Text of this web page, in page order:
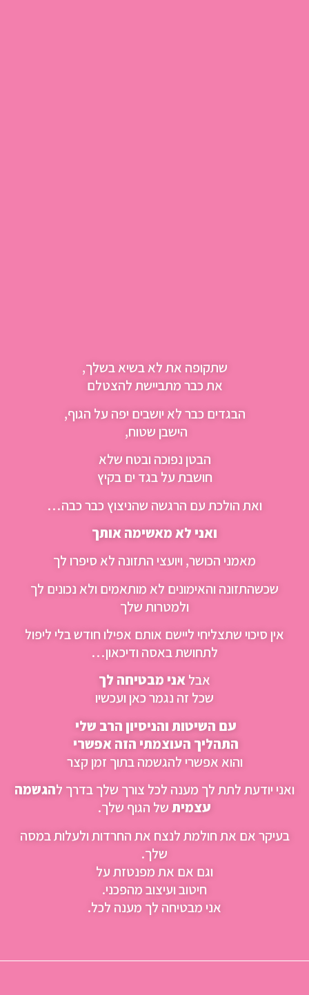
שתקופה את לא בשיא בשלך,
את כבר מתביישת להצטלם
הבגדים כבר לא יושבים יפה על הגוף,
הישבן שטוח,
הבטן נפוכה ובטח שלא
חושבת על בגד ים בקיץ
ואת הולכת עם הרגשה שהניצוץ כבר כבה…
ואני לא מאשימה אותך
מאמני הכושר, ויועצי התזונה לא סיפרו לך
שכשהתזונה והאימונים לא מותאמים ולא נכונים לך
ולמטרות שלך
אין סיכוי שתצליחי ליישם אותם אפילו חודש בלי ליפול
לתחושת באסה ודיכאון…
אבלאני מבטיחה לך
שכל זה נגמר כאן ועכשיו
עם השיטות והניסיון הרב שלי
התהליך העוצמתי הזה אפשרי
והוא אפשרי להגשמה בתוך זמן קצר
ואני יודעת לתת לך מענה לכל צורך שלך בדרך להגשמה
עצמיתשל הגוף שלך.
בעיקר אם את חולמת לנצח את החרדות ולעלות במסה
שלך.
וגם אם את מפנטזת על
חיטוב ועיצוב מהפכני.
אני מבטיחה לך מענה לכל.